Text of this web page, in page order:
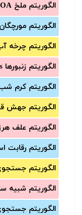
الگوریتم ملخ GOA
الگوریتم مورچگان
الگوریتم چرخه
الگوریتم زنبورها Bees
الگوریتم کرم
الگوریتم جهش
الگوریتم علف
الگوریتم رقابت
الگوریتم
الگوریتم شبیه
الگوریتم